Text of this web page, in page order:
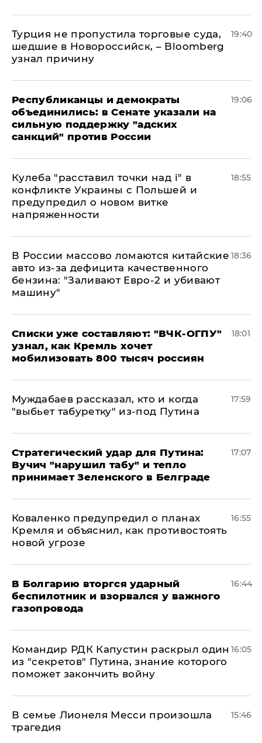
Турция не пропустила торговые суда,
шедшие в Новороссийск, – Bloomberg
узнал причину
19:40
Республиканцы и демократы
объединились: в Сенате указали на
сильную поддержку "адских
санкций" против России
19:06
Кулеба "расставил точки над і" в
конфликте Украины с Польшей и
предупредил о новом витке
напряженности
18:55
В России массово ломаются китайские
авто из-за дефицита качественного
бензина: "Заливают Евро-2 и убивают
машину"
18:36
Списки уже составляют: "ВЧК-ОГПУ"
узнал, как Кремль хочет
мобилизовать 800 тысяч россиян
18:01
Муждабаев рассказал, кто и когда
"выбьет табуретку" из-под Путина
17:59
Стратегический удар для Путина:
Вучич "нарушил табу" и тепло
принимает Зеленского в Белграде
17:07
Коваленко предупредил о планах
Кремля и объяснил, как противостоять
новой угрозе
16:55
В Болгарию вторгся ударный
беспилотник и взорвался у важного
газопровода
16:44
Командир РДК Капустин раскрыл один
из "секретов" Путина, знание которого
поможет закончить войну
16:05
В семье Лионеля Месси произошла
трагедия
15:46